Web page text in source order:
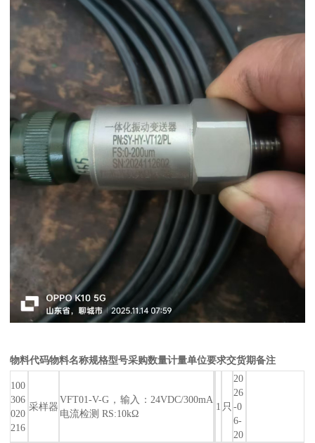
物料代码物料名称规格型号采购数量计量单位要求交货期备注
100
306
020
216
采样器
VFT01-V-G，输入：24VDC/300mA
电流检测 RS:10kΩ
1 只
20
26
-0
6-
20